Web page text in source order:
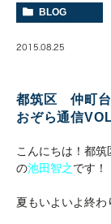
BLOG
2015.08.25
都筑区 仲町
おぞら通信
こんにちは！都筑
の池田智之です！
夏もいよいよ終わ